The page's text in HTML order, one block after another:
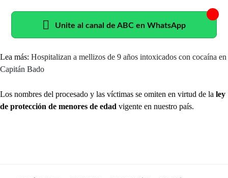
Unite al canal de ABC en WhatsApp
Lea más: Hospitalizan a mellizos de 9 años intoxicados con cocaína en
Capitán Bado
Los nombres del procesado y las víctimas se omiten en virtud de la ley
de protección de menores de edad vigente en nuestro país.